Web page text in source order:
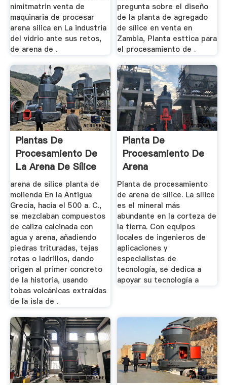
nimitmatrin venta de
maquinaria de procesar
arena silica en La industria
del vidrio ante sus retos,
de arena de .
pregunta sobre el diseño
de la planta de agregado
de sílice en venta en
Zambia, Planta esttica para
el procesamiento de .
Plantas De
Procesamiento De
La Arena De Sílice
Mexico
arena de silice planta de
molienda En la Antigua
Grecia, hacia el 500 a. C.,
se mezclaban compuestos
de caliza calcinada con
agua y arena, añadiendo
piedras trituradas, tejas
rotas o ladrillos, dando
origen al primer concreto
de la historia, usando
tobas volcánicas extraídas
de la isla de .
Planta De
Procesamiento De
Arena
Planta de procesamiento
de arena de sílice. La sílice
es el mineral más
abundante en la corteza de
la tierra. Con equipos
locales de ingenieros de
aplicaciones y
especialistas de
tecnología, se dedica a
apoyar su tecnología a